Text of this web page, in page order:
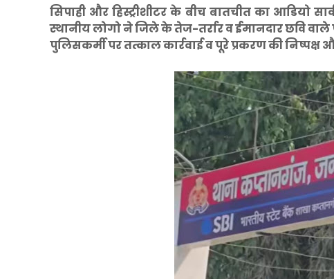
सिपाही और हिस्ट्रीशीटर के बीच बातचीत का आडियो
स्थानीय लोगो ने जिले के तेज-तर्रार व ईमानदार छवि
पुलिसकर्मी पर तत्काल कार्रवाई व पूरे प्रकरण की निष्पक्ष